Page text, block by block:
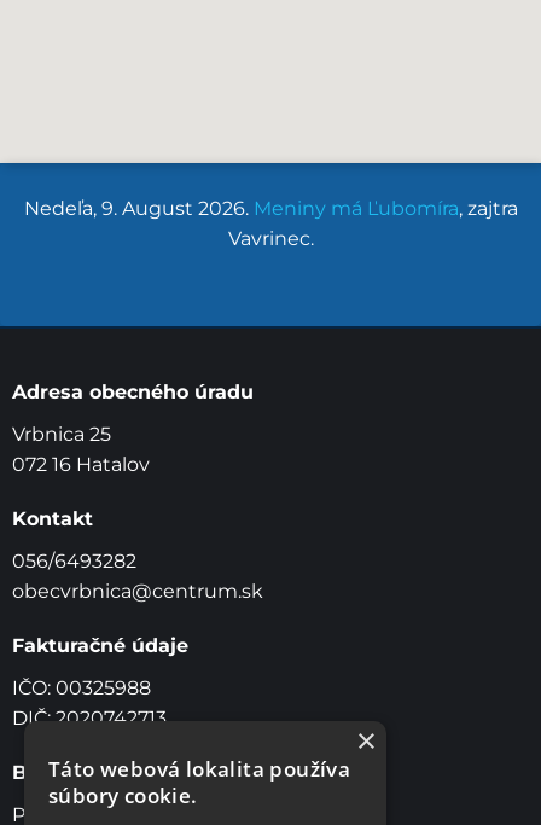
Nedeľa, 9. August 2026. Meniny má Ľubomíra, zajtra
Vavrinec.
Adresa obecného úradu
Vrbnica 25
072 16 Hatalov
Kontakt
056/6493282
obecvrbnica@centrum.sk
Fakturačné údaje
IČO: 00325988
DIČ: 2020742713
Bankové spojenie
Prima Banka, a.s Slovensko
×
Táto webová lokalita používa
súbory cookie.